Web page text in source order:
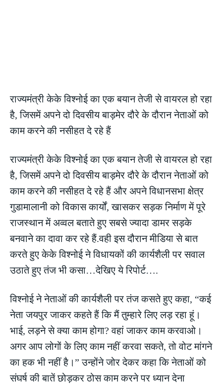
राज्यमंत्री केके विश्नोई का एक बयान तेजी से वायरल हो रहा
है, जिसमें अपने दो दिवसीय बाड़मेर दौरे के दौरान नेताओं को
काम करने की नसीहत दे रहे हैं
राज्यमंत्री केके विश्नोई का एक बयान तेजी से वायरल हो रहा
है, जिसमें अपने दो दिवसीय बाड़मेर दौरे के दौरान नेताओं को
काम करने की नसीहत दे रहे हैं और अपने विधानसभा क्षेत्र
गुडामालानी को विकास कार्यों, खासकर सड़क निर्माण में पूरे
राजस्थान में अव्वल बताते हुए सबसे ज्यादा डामर सड़के
बनवाने का दावा कर रहे हैं.वही इस दौरान मीडिया से बात
करते हुए केके विश्नोई ने विधायकों की कार्यशैली पर सवाल
उठाते हुए तंज भी कसा…देखिए ये रिपोर्ट….
विश्नोई ने नेताओं की कार्यशैली पर तंज कसते हुए कहा, “कई
नेता जयपुर जाकर कहते हैं कि मैं तुम्हारे लिए लड़ रहा हूं।
भाई, लड़ने से क्या काम होगा? वहां जाकर काम करवाओ।
अगर आप लोगों के लिए काम नहीं करवा सकते, तो वोट मांगने
का हक भी नहीं है।” उन्होंने जोर देकर कहा कि नेताओं को
संघर्ष की बातें छोड़कर ठोस काम करने पर ध्यान देना